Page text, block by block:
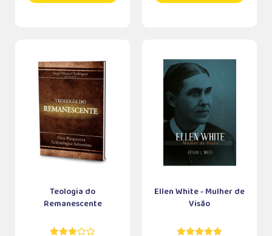
Teologia do
Remanescente
Ellen White - Mulher de
Visão